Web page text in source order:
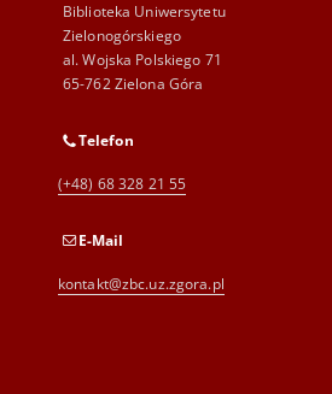
Biblioteka Uniwersytetu
Zielonogórskiego
al. Wojska Polskiego 71
65-762 Zielona Góra
Telefon
(+48) 68 328 21 55
E-Mail
kontakt@zbc.uz.zgora.pl